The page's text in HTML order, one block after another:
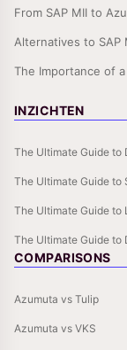
From SAP MII to
Alternatives to SAP
The Importance of
INZICHTEN
The Ultimate Guide to
The Ultimate Guide to
The Ultimate Guide to
The Ultimate Guide to
COMPARISONS
Azumuta vs Tulip
Azumuta vs VKS